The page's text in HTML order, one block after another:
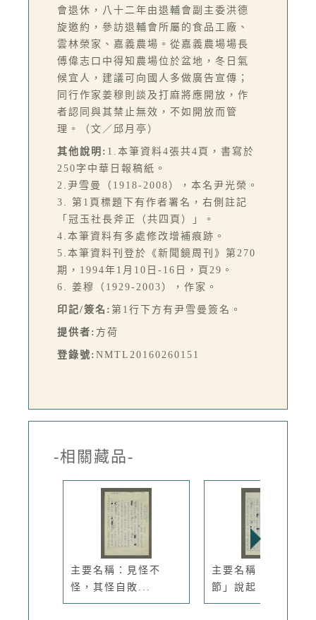
會退休，八十二年由退輔會副主委洪德
旋邀約，參訪退輔會所屬的食品工廠、
雲林榮家、嘉義農場。從嘉義農場場長
傅偉志口中得知農場位於盆地，冬日氣
候宜人，建議可向國人多做廣告宣傳；
同行作家姜穆則談及打麻將應開放，作
者認同與其禁止無效，不如開放而管
理。（文／邱月亭）
其他說明: 1.本筆資料4張共4頁，書寫於
250字中華日報稿紙。
2.尹雪曼（1918-2008），本名尹光榮。
3. 第1頁標題下有作者署名，右側註記
「冠玉社長斧正（共四頁）」。
4.本筆資料有多處修改增補痕跡。
5.本筆資料刊登於《新聞鏡周刊》第270
期，1994年1月10日-16日，頁29。
6. 姜穆（1929-2003），作家。
印記/簽名: 第1行下方有尹雪曼簽名。
提供者: 方荷
登錄號: NMTL20160260151
-相關藏品-
主要名稱：見怪不
怪，其怪自敗...
主要名稱：從「情人
節」說起